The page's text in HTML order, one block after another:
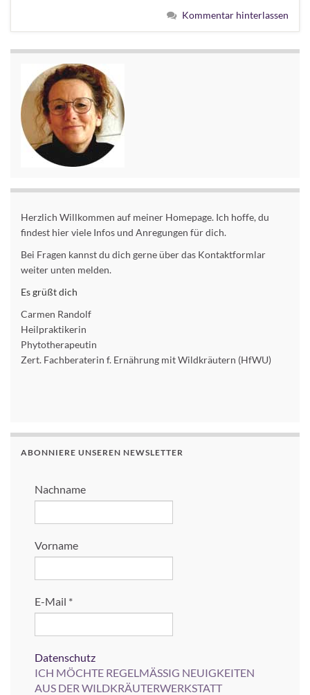
Kommentar hinterlassen
Herzlich Willkommen auf meiner Homepage. Ich hoffe, du
findest hier viele Infos und Anregungen für dich.
Bei Fragen kannst du dich gerne über das Kontaktformlar
weiter unten melden.
Es grüßt dich
Carmen Randolf
Heilpraktikerin
Phytotherapeutin
Zert. Fachberaterin f. Ernährung mit Wildkräutern (HfWU)
ABONNIERE UNSEREN NEWSLETTER
Nachname
Vorname
E-Mail *
Datenschutz
ICH MÖCHTE REGELMÄSSIG NEUIGKEITEN
AUS DER WILDKRÄUTERWERKSTATT